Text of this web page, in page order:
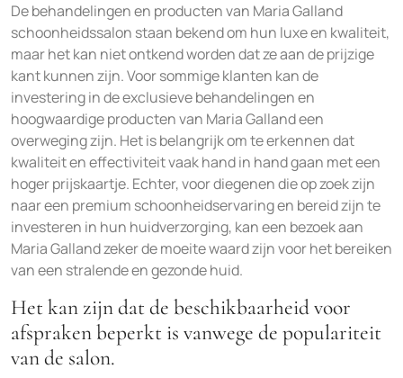
De behandelingen en producten van Maria Galland
schoonheidssalon staan bekend om hun luxe en kwaliteit,
maar het kan niet ontkend worden dat ze aan de prijzige
kant kunnen zijn. Voor sommige klanten kan de
investering in de exclusieve behandelingen en
hoogwaardige producten van Maria Galland een
overweging zijn. Het is belangrijk om te erkennen dat
kwaliteit en effectiviteit vaak hand in hand gaan met een
hoger prijskaartje. Echter, voor diegenen die op zoek zijn
naar een premium schoonheidservaring en bereid zijn te
investeren in hun huidverzorging, kan een bezoek aan
Maria Galland zeker de moeite waard zijn voor het bereiken
van een stralende en gezonde huid.
Het kan zijn dat de beschikbaarheid voor
afspraken beperkt is vanwege de populariteit
van de salon.